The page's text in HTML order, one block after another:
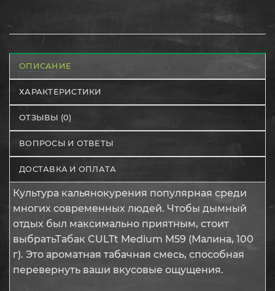
ОПИСАНИЕ
ХАРАКТЕРИСТИКИ
ОТЗЫВЫ (0)
ВОПРОСЫ И ОТВЕТЫ
ДОСТАВКА И ОПЛАТА
Культура кальянокурения популярная среди
многих современных людей. Чтобы дымный
отдых был максимально приятным, стоит
выбратьТабак CULTt Medium M59 (Малина, 100
г). Это ароматная табачная смесь, способная
перевернуть ваши вкусовые ощущения.